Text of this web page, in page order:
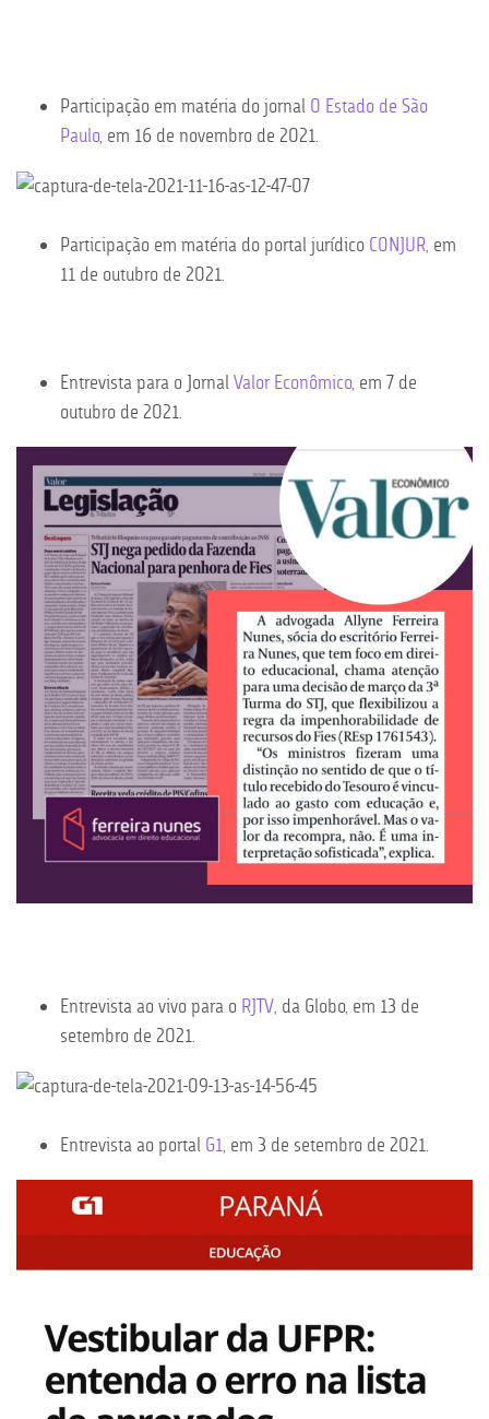
Participação em matéria do jornal O Estado de São
Paulo, em 16 de novembro de 2021.
Participação em matéria do portal jurídico CONJUR, em
11 de outubro de 2021.
Entrevista para o JornalValor Econômico, em 7 de
outubro de 2021.
Entrevista ao vivo para o RJTV, da Globo, em 13 de
setembro de 2021.
Entrevista ao portal G1, em 3 de setembro de 2021.